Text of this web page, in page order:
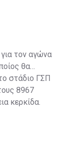
για τον αγώνα
θα
στάδιο ΓΣΠ
8967
κερκίδα.